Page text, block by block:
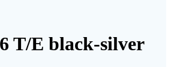
T/E black-silver